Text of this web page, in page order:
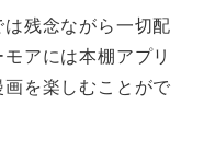
残念ながら一切配
アには本棚アプリ
を楽しむことがで